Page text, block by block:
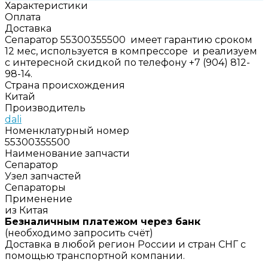
Характеристики
Оплата
Доставка
Сепаратор 55300355500 имеет гарантию сроком
12 мес, используется в компрессоре и реализуем
с интересной скидкой по телефону +7 (904) 812-
98-14.
Страна происхождения
Китай
Производитель
dali
Номенклатурный номер
55300355500
Наименование запчасти
Сепаратор
Узел запчастей
Сепараторы
Применение
из Китая
Безналичным платежом через банк
(необходимо запросить счёт)
Доставка в любой регион России и стран СНГ с
помощью транспортной компании.